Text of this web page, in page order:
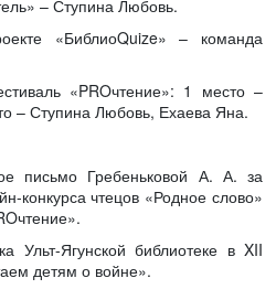
– Ступина Любовь.
«БиблиоQuize» – команда
«PROчтение»: 1 место –
– Ступина Любовь, Ехаева Яна.
письмо Гребеньковой А. А. за
конкурса чтецов «Родное слово»
Ульт-Ягунской библиотеке в XII
детям о войне».